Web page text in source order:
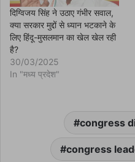
दिग्विजय सिंह ने उठाए गंभीर सवाल,
क्या सरकार मुद्दों से ध्यान भटकाने के
लिए हिंदू-मुसलमान का खेल खेल रही
है?
30/03/2025
In "मध्य प्रदेश"
congress
congress